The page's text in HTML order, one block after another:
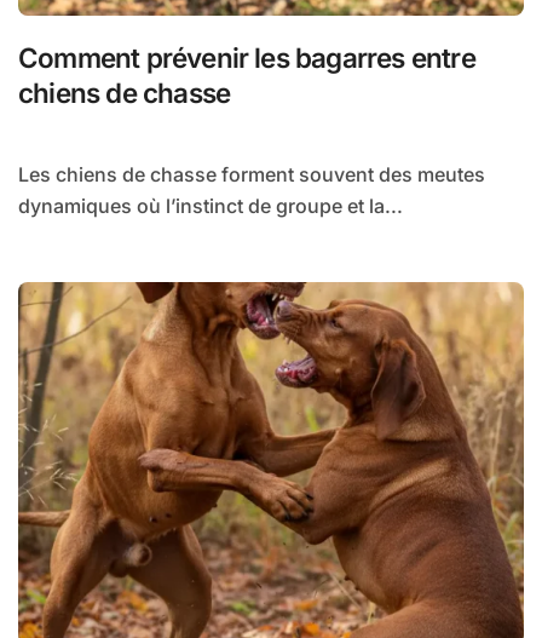
Comment prévenir les bagarres entre
chiens de chasse
Les chiens de chasse forment souvent des meutes
dynamiques où l’instinct de groupe et la...